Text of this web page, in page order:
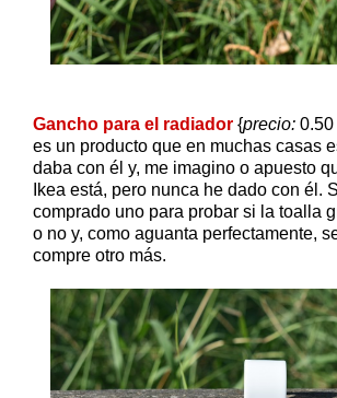
Gancho para el radiador {precio: 0.50
es un producto que en muchas casas
daba con él y, me imagino o apuesto
Ikea está, pero nunca he dado con él.
comprado uno para probar si la toalla
o no y, como aguanta perfectamente,
compre otro más.